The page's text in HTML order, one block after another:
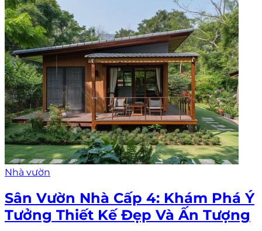
Nhà vườn
Sân Vườn Nhà Cấp 4: Khám Phá Ý
Tưởng Thiết Kế Đẹp Và Ấn Tượng